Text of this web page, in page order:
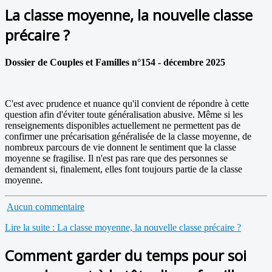
La classe moyenne, la nouvelle classe
précaire ?
Dossier de Couples et Familles n°154 - décembre 2025
C'est avec prudence et nuance qu'il convient de répondre à cette
question afin d'éviter toute généralisation abusive. Même si les
renseignements disponibles actuellement ne permettent pas de
confirmer une précarisation généralisée de la classe moyenne, de
nombreux parcours de vie donnent le sentiment que la classe
moyenne se fragilise. Il n'est pas rare que des personnes se
demandent si, finalement, elles font toujours partie de la classe
moyenne.
Aucun commentaire
Lire la suite : La classe moyenne, la nouvelle classe précaire ?
Comment garder du temps pour soi